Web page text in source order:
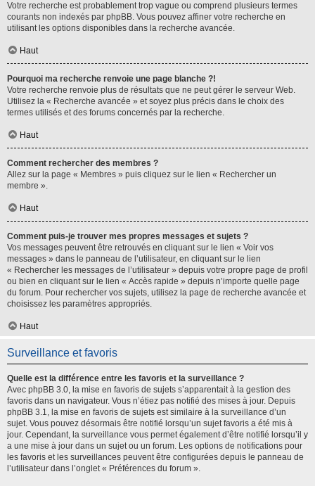
Votre recherche est probablement trop vague ou comprend plusieurs termes
courants non indexés par phpBB. Vous pouvez affiner votre recherche en
utilisant les options disponibles dans la recherche avancée.
Haut
Pourquoi ma recherche renvoie une page blanche ?!
Votre recherche renvoie plus de résultats que ne peut gérer le serveur Web.
Utilisez la « Recherche avancée » et soyez plus précis dans le choix des
termes utilisés et des forums concernés par la recherche.
Haut
Comment rechercher des membres ?
Allez sur la page « Membres » puis cliquez sur le lien « Rechercher un
membre ».
Haut
Comment puis-je trouver mes propres messages et sujets ?
Vos messages peuvent être retrouvés en cliquant sur le lien « Voir vos
messages » dans le panneau de l’utilisateur, en cliquant sur le lien
« Rechercher les messages de l’utilisateur » depuis votre propre page de profil
ou bien en cliquant sur le lien « Accès rapide » depuis n’importe quelle page
du forum. Pour rechercher vos sujets, utilisez la page de recherche avancée et
choisissez les paramètres appropriés.
Haut
Surveillance et favoris
Quelle est la différence entre les favoris et la surveillance ?
Avec phpBB 3.0, la mise en favoris de sujets s’apparentait à la gestion des
favoris dans un navigateur. Vous n’étiez pas notifié des mises à jour. Depuis
phpBB 3.1, la mise en favoris de sujets est similaire à la surveillance d’un
sujet. Vous pouvez désormais être notifié lorsqu’un sujet favoris a été mis à
jour. Cependant, la surveillance vous permet également d’être notifié lorsqu’il y
a une mise à jour dans un sujet ou un forum. Les options de notifications pour
les favoris et les surveillances peuvent être configurées depuis le panneau de
l’utilisateur dans l’onglet « Préférences du forum ».